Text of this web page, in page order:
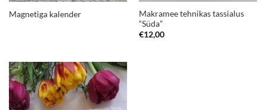
Magnetiga kalender
Makramee tehnikas tassialus
“Süda”
€12,00